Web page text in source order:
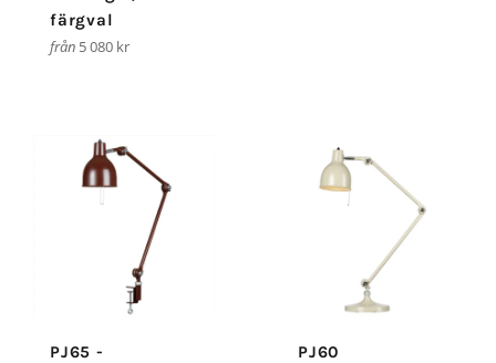
färgval
från 5 080 kr
PJ65 -
PJ60